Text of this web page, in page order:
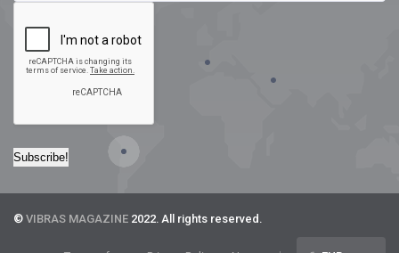
© VIBRAS MAGAZINE 2022. All rights reserved.